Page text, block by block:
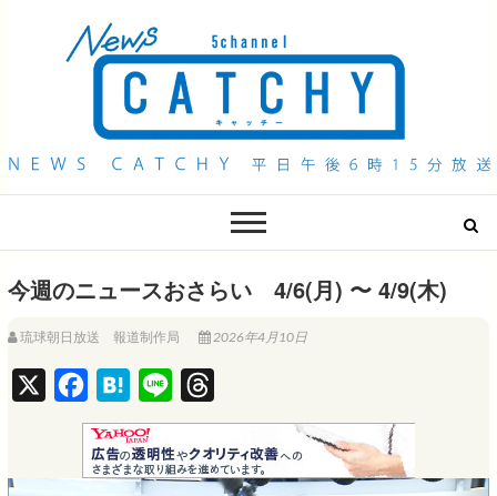
QAB NEWS Headline
今週のニュースおさらい 4/6(月) 〜 4/9(木)
琉球朝日放送 報道制作局 2026年4月10日
a
c
e
H
a
t
e
i
n
e
h
r
e